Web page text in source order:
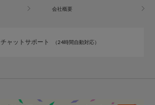
会社概要
チャットサポート （24時間自動対応）